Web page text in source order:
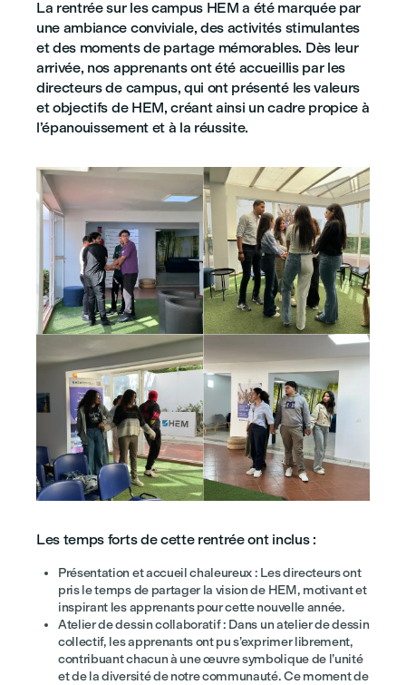
La rentrée sur les campus HEM a été marquée par
une ambiance conviviale, des activités stimulantes
et des moments de partage mémorables. Dès leur
arrivée, nos apprenants ont été accueillis par les
directeurs de campus, qui ont présenté les valeurs
et objectifs de HEM, créant ainsi un cadre propice à
l’épanouissement et à la réussite.
Les temps forts de cette rentrée ont inclus :
Présentation et accueil chaleureux : Les directeurs ont
pris le temps de partager la vision de HEM, motivant et
inspirant les apprenants pour cette nouvelle année.
Atelier de dessin collaboratif : Dans un atelier de dessin
collectif, les apprenants ont pu s’exprimer librement,
contribuant chacun à une œuvre symbolique de l’unité
et de la diversité de notre communauté. Ce moment de